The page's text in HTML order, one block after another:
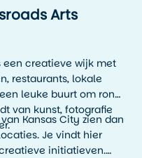
Arts
creatieve wijk met
restaurants, lokale
leuke buurt om rond
van kunst, fotografie
Kansas City zien dan
Je vindt hier
initiatieven.